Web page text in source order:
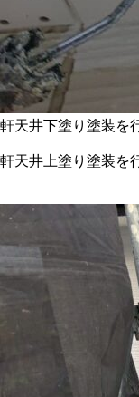
軒天井下塗り塗装を
軒天井上塗り塗装を